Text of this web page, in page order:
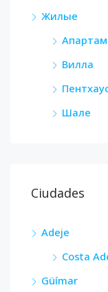
Жилые
Вилла
Шале
Ciudades
Adeje
Costa
Güímar